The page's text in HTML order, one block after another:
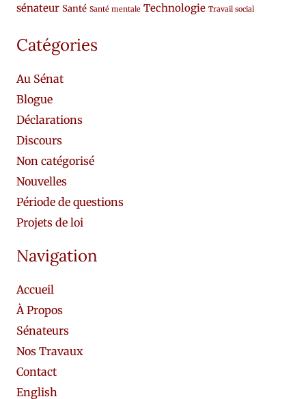
sénateur Santé Santé mentale Technologie Travail social
Catégories
Au Sénat
Blogue
Déclarations
Discours
Non catégorisé
Nouvelles
Période de questions
Projets de loi
Navigation
Accueil
À Propos
Sénateurs
Nos Travaux
Contact
English